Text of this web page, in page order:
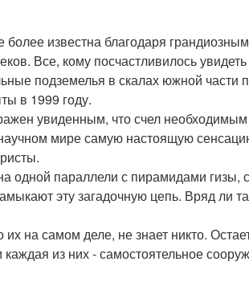
известна благодаря грандиозным
Все, кому посчастливилось увидеть
подземелья в скалах южной части
в 1999 году.
увиденным, что счел
мире самую настоящую
одной параллели с пирамидами гизы,
эту загадочную цепь. Вряд ли
на самом деле, не знает никто.
из них - самостоятельное